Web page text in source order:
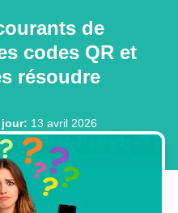
de
codes QR et
résoudre
jour: 13 avril 2026